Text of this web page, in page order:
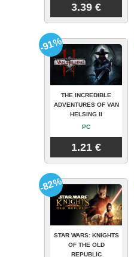
3.39 €
THE INCREDIBLE
ADVENTURES OF VAN
HELSING II
PC
1.21 €
-91%
STAR WARS: KNIGHTS
OF THE OLD
REPUBLIC
-82%